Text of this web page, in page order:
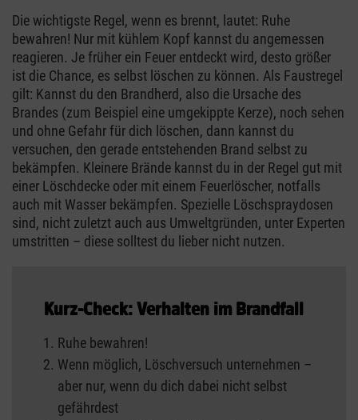
Die wichtigste Regel, wenn es brennt, lautet: Ruhe
bewahren! Nur mit kühlem Kopf kannst du angemessen
reagieren. Je früher ein Feuer entdeckt wird, desto größer
ist die Chance, es selbst löschen zu können. Als Faustregel
gilt: Kannst du den Brandherd, also die Ursache des
Brandes (zum Beispiel eine umgekippte Kerze), noch sehen
und ohne Gefahr für dich löschen, dann kannst du
versuchen, den gerade entstehenden Brand selbst zu
bekämpfen. Kleinere Brände kannst du in der Regel gut mit
einer Löschdecke oder mit einem Feuerlöscher, notfalls
auch mit Wasser bekämpfen. Spezielle Löschspraydosen
sind, nicht zuletzt auch aus Umweltgründen, unter Experten
umstritten – diese solltest du lieber nicht nutzen.
Kurz-Check: Verhalten im Brandfall
Ruhe bewahren!
Wenn möglich, Löschversuch unternehmen –
aber nur, wenn du dich dabei nicht selbst
gefährdest